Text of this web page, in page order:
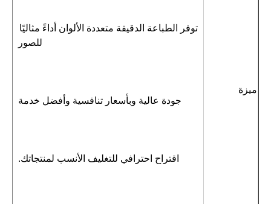
ميزة
للصور
جودة عالية وبأسعار تنافسية وأفضل خدمة
اقتراح احترافي للتغليف الأنسب لمنتجاتك.